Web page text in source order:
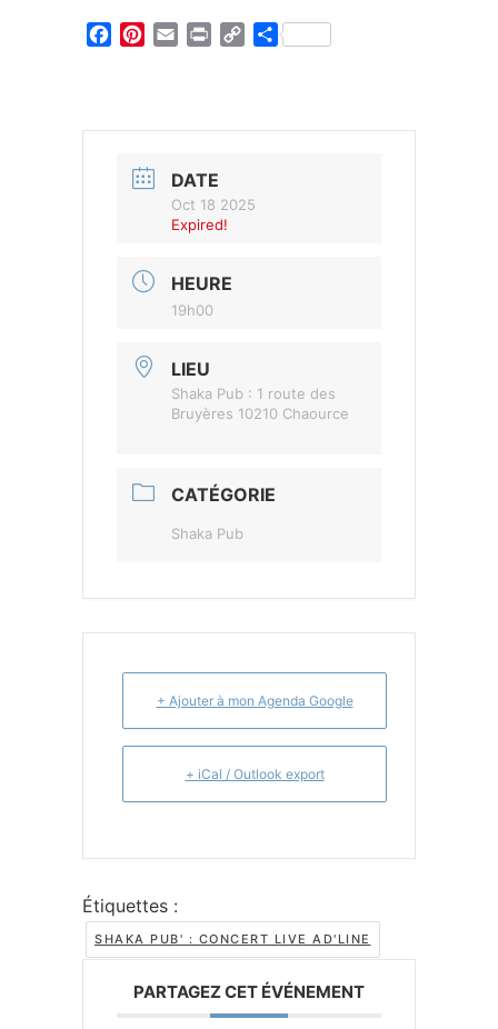
Facebook
Pinterest
Email Print
CopyPartager
DATE
Oct 18 2025
Expired!
HEURE
19h00
LIEU
Shaka Pub : 1 route des
Bruyères 10210 Chaource
CATÉGORIE
Shaka Pub
+ Ajouter à mon Agenda Google
+ iCal / Outlook export
Étiquettes :
SHAKA PUB' : CONCERT LIVE AD'LINE
PARTAGEZ CET ÉVÉNEMENT